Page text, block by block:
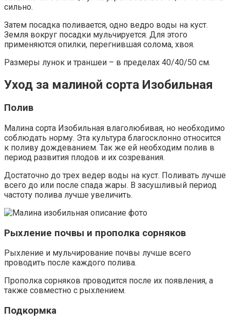
сильно.
Затем посадка поливается, одно ведро воды на куст.
Земля вокруг посадки мульчируется. Для этого
применяются опилки, перегнившая солома, хвоя.
Размеры лунок и траншеи – в пределах 40/40/50 см.
Уход за малиной сорта Изобильная
Полив
Малина сорта Изобильная влаголюбивая, но необходимо
соблюдать норму. Эта культура благосклонно относится
к поливу дождеванием. Так же ей необходим полив в
период развития плодов и их созревания.
Достаточно до трех ведер воды на куст. Поливать лучше
всего до или после спада жары. В засушливый период
частоту полива лучше увеличить.
Рыхление почвы и прополка сорняков
Рыхление и мульчирование почвы лучше всего
проводить после каждого полива.
Прополка сорняков проводится после их появления, а
также совместно с рыхлением.
Подкормка